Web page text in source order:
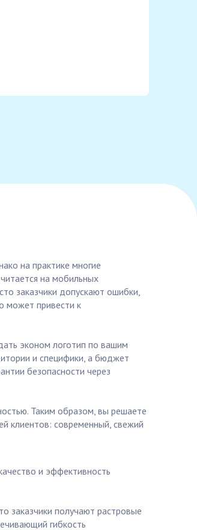
на практике многие
на мобильных
заказчики допускают ошибки,
может привести к
эконом логотип по вашим
и специфики, а бюджет
безопасности через
Таким образом, вы решаете
клиентов: современный, свежий
и эффективность
заказчики получают растровые
гибкость